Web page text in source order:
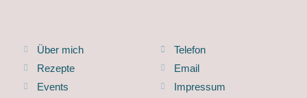
Über mich
Rezepte
Events
Telefon
Email
Impressum